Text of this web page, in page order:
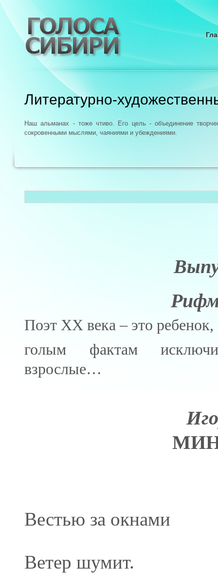
Литературно-
Наш альманах - тоже чтиво. Его цель - объединение
сокровенными мыслями, чаяниями и убеждениями.
Поэт ХХ века – это
голым фактам
взрослые…
Вестью за окнами
Ветер шумит.